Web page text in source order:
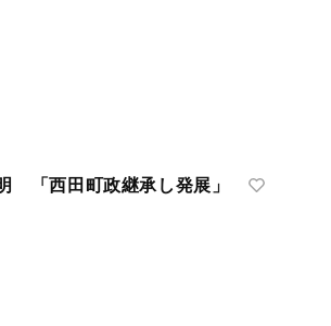
「西田町政継承し発展」